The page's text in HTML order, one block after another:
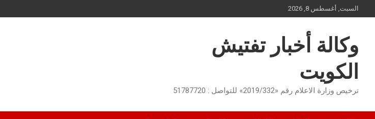
to
السبت, أغسطس 8, 2026
وكالة أخبار تفتيش
الكويت
ترخيص وزارة الاعلام رقم «2019/332» للتواصل : 51787720